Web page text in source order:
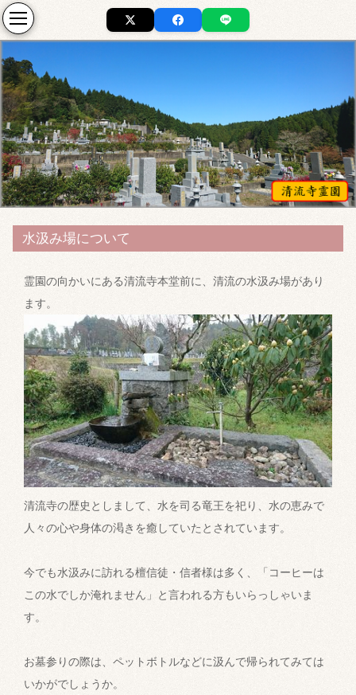
水汲み場について
霊園の向かいにある清流寺本堂前に、清流の水汲み場があり
ます。
清流寺の歴史としまして、水を司る竜王を祀り、水の恵みで
人々の心や身体の渇きを癒していたとされています。
今でも水汲みに訪れる檀信徒・信者様は多く、「コーヒーは
この水でしか淹れません」と言われる方もいらっしゃいま
す。
お墓参りの際は、ペットボトルなどに汲んで帰られてみては
いかがでしょうか。